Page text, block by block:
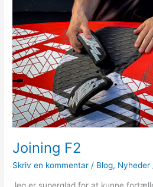
Joining F2
Skriv en kommentar / Blog, Nyheder